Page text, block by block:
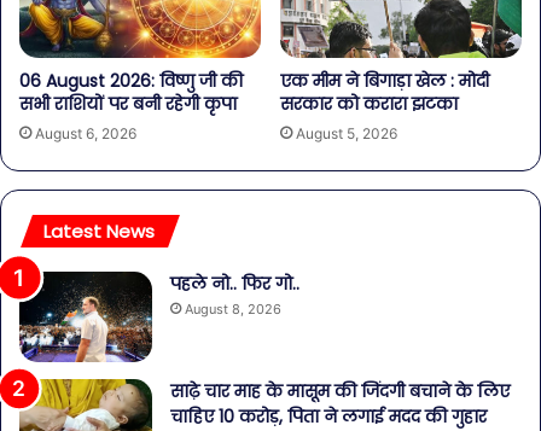
06 August 2026: विष्णु जी की
सभी राशियों पर बनी रहेगी कृपा
August 6, 2026
एक मीम ने बिगाड़ा खेल : मोदी
सरकार को करारा झटका
August 5, 2026
Latest News
पहले नो.. फिर गो..
August 8, 2026
साढ़े चार माह के मासूम की जिंदगी बचाने के लिए
चाहिए 10 करोड़, पिता ने लगाई मदद की गुहार